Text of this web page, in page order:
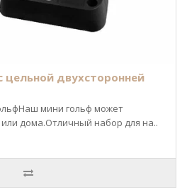
двухсторонней
мини гольф может
дома.Отличный набор для на..